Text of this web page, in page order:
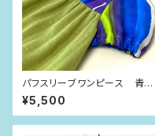
パフスリーブワンピース 青紫
ストライプ（80size）
¥5,500